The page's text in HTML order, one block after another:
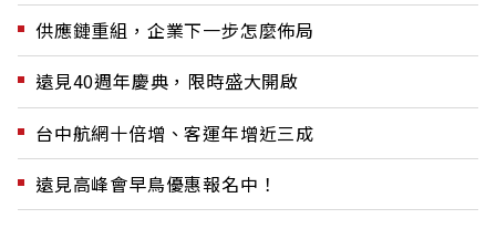
供應鏈重組，企業下一步怎麼佈局
遠見40週年慶典，限時盛大開啟
台中航網十倍增、客運年增近三成
遠見高峰會早鳥優惠報名中！